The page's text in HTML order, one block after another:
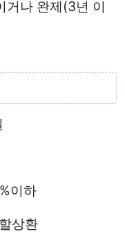
거나 완제(3년 이
이하
상환